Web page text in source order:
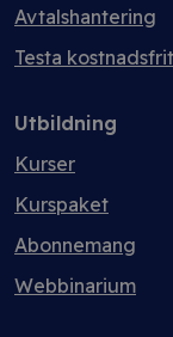
Avtalshantering
Testa
Utbildning
Kurser
Kurspaket
Abonnemang
Webbinarium